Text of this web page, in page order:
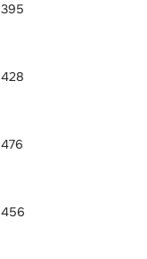
395
428
476
456